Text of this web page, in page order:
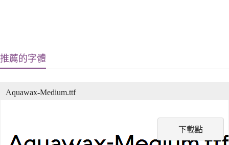
推薦的字體
下載點
Aquawax-Medium.ttf